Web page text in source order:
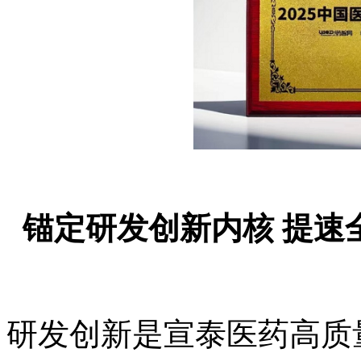
锚定研发创新内核 提速
研发创新是宣泰医药高